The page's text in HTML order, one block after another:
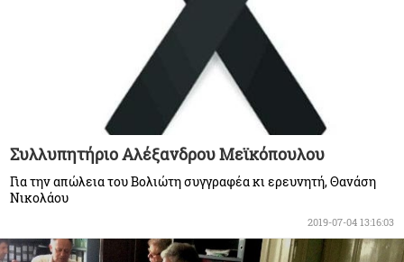
Συλλυπητήριο Αλέξανδρου Μεϊκόπουλου
Για την απώλεια του Βολιώτη συγγραφέα κι ερευνητή, Θανάση
Νικολάου
2019-07-04 13:16:03